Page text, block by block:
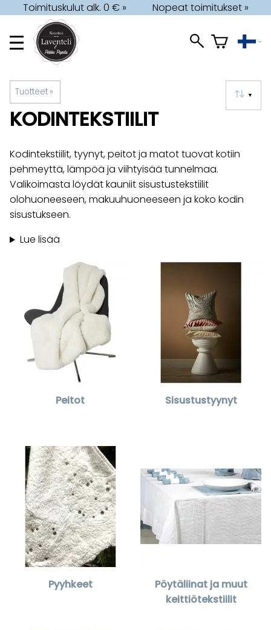
Toimituskulut alk. 0 € » Nopeat toimitukset »
Tuotteet ‪» ▼
KODINTEKSTIILIT
Kodintekstiilit, tyynyt, peitot ja matot tuovat kotiin
pehmeyttä, lämpöä ja viihtyisää tunnelmaa.
Valikoimasta löydät kauniit sisustustekstiilit
olohuoneeseen, makuuhuoneeseen ja koko kodin
sisustukseen.
Lue lisää
Peitot Sisustustyynyt
Pyyhkeet
Pöytäliinat ja muut
keittiötekstiilit